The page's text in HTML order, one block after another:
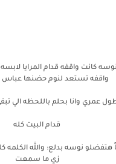
نوسه كانت واقفه قدام المرايا
واقفه تستعد لنوم حضنها
عمري وانا بحلم باللحظه الي
قدام البيت كله
نوسه بدلع: والله الكلمه
زي ما سمعت